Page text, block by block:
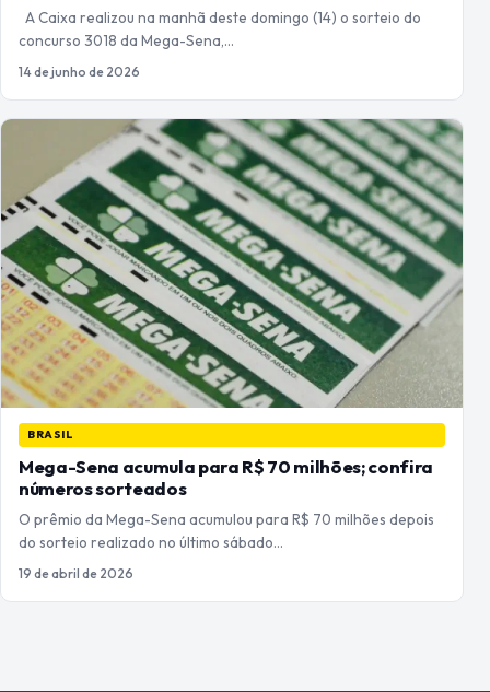
A Caixa realizou na manhã deste domingo (14) o sorteio do
concurso 3018 da Mega-Sena,…
14 de junho de 2026
BRASIL
Mega-Sena acumula para R$ 70 milhões; confira
números sorteados
O prêmio da Mega-Sena acumulou para R$ 70 milhões depois
do sorteio realizado no último sábado…
19 de abril de 2026